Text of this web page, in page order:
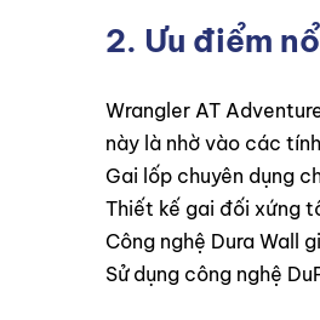
2. Ưu điểm
Wrangler AT
này là nhờ vào các
Gai lốp chuyên dụng
Thiết kế gai đối xứng
Công nghệ Dura Wall
Sử dụng công nghệ